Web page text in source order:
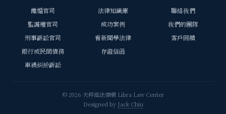
離婚官司
監護權官司
刑事訴訟官司
銀行或民間債務
車禍糾紛訴訟
法律知識庫
成功案例
看新聞學法律
存證信函
聯絡我們
我們的團隊
客戶回饋
© 2026 天秤座法律網 Libra Law Center
Designed by Jack Chiu